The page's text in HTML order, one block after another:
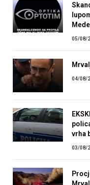
05/08/
04/08/
vrha
03/08/